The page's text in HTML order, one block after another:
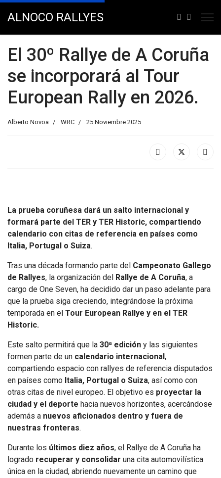
ALNOCO RALLYES
El 30º Rallye de A Coruña
se incorporará al Tour
European Rally en 2026.
Alberto Novoa WRC 25 Noviembre 2025
La prueba coruñesa dará un salto internacional y
formará parte del TER y TER Historic, compartiendo
calendario con citas de referencia en países como
Italia, Portugal o Suiza.
Tras una década formando parte del Campeonato Gallego
de Rallyes, la organización del Rallye de A Coruña, a
cargo de One Seven, ha decidido dar un paso adelante para
que la prueba siga creciendo, integrándose la próxima
temporada en el Tour European Rallye y en el TER
Historic.
Este salto permitirá que la 30ª edición y las siguientes
formen parte de un calendario internacional,
compartiendo espacio con rallyes de referencia disputados
en países como Italia, Portugal o Suiza, así como con
otras citas de nivel europeo. El objetivo es proyectar la
ciudad y el deporte hacia nuevos horizontes, acercándose
además a nuevos aficionados dentro y fuera de
nuestras fronteras.
Durante los últimos diez años, el Rallye de A Coruña ha
logrado recuperar y consolidar una cita automovilística
única en la ciudad, abriendo nuevamente un camino que